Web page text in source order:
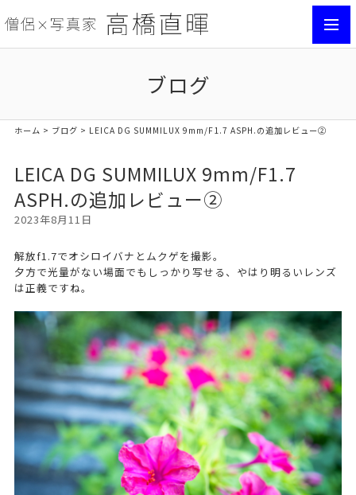
ブログ
ホーム > ブログ > LEICA DG SUMMILUX 9mm/F1.7 ASPH.の追加レビュー②
LEICA DG SUMMILUX 9mm/F1.7
ASPH.の追加レビュー②
2023年8月11日
解放f1.7でオシロイバナとムクゲを撮影。
夕方で光量がない場面でもしっかり写せる、やはり明るいレンズ
は正義ですね。